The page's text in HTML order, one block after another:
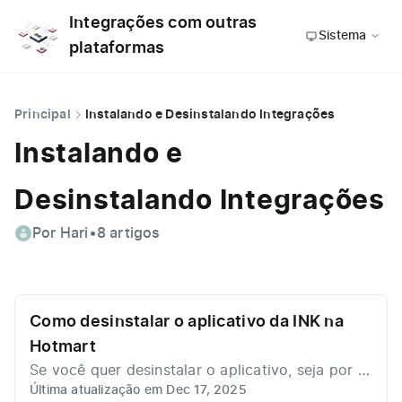
Integrações com outras
plataformas
Sistema
Principal Instalando e Desinstalando Integrações
Instalando e
Desinstalando Integrações
Por Hari •8 artigos
Como desinstalar o aplicativo da INK na
Hotmart
Se você quer desinstalar o aplicativo, seja por n
ão querer mais utilizar nossos serviços, ou seja
Última atualização em Dec 17, 2025